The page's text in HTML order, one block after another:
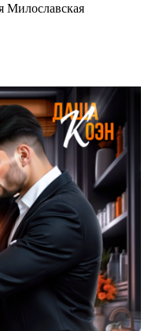
Милославская